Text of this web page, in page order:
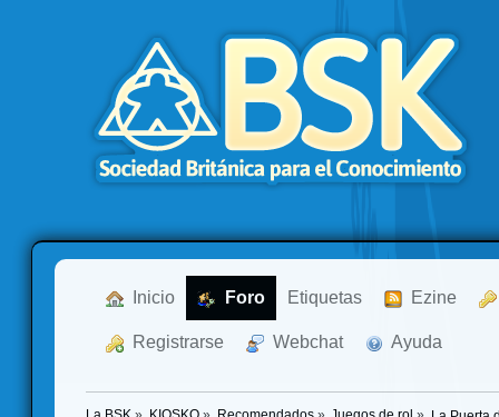
Inicio Foro Etiquetas Ezine
Registrarse Webchat Ayuda